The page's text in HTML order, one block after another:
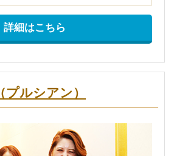
詳細はこちら
ルシアン）